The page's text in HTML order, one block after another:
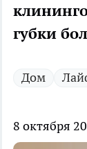
губки
Дом
8 октября